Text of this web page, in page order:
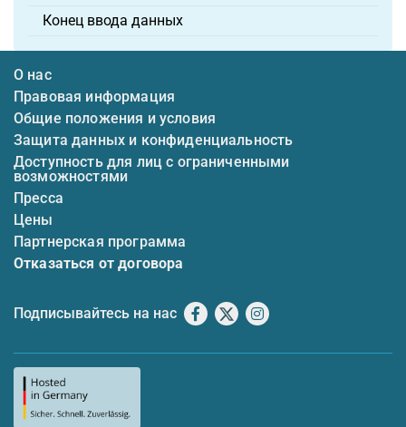
Конец ввода данных
О нас
Правовая информация
Общие положения и условия
Защита данных и конфиденциальность
Доступность для лиц с ограниченными
возможностями
Пресса
Цены
Партнерская программа
Отказаться от договора
Подписывайтесь на нас Facebook
X Instagram